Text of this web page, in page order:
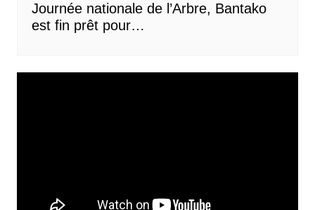
Journée nationale de l’Arbre, Bantako
est fin prêt pour…